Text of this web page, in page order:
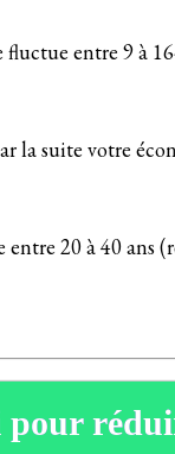
entre 9 à
la suite votre
20 à 40